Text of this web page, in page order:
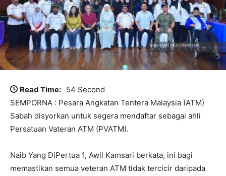
Read Time: 54 Second
SEMPORNA : Pesara Angkatan Tentera Malaysia (ATM)
Sabah disyorkan untuk segera mendaftar sebagai ahli
Persatuan Vateran ATM (PVATM).
Naib Yang DiPertua 1, Awil Kamsari berkata, ini bagi
memastikan semua veteran ATM tidak tercicir daripada